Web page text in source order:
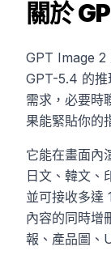
關於
GPT Image 2
GPT-5.4 的推
需求，必要時
果能緊貼你的
它能在畫面內
日文、韓文、
並可接收多達
內容的同時增
報、產品圖、